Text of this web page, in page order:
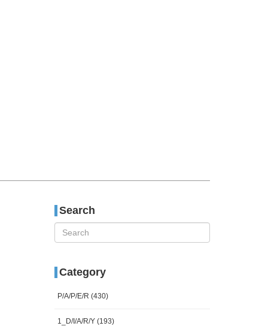
Search
Category
P/A/P/E/R (430)
1_D/I/A/R/Y (193)